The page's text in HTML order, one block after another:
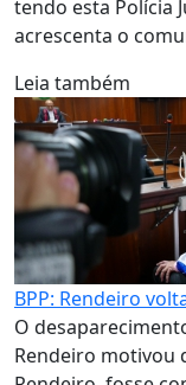
tendo esta Polícia
acrescenta o
Leia também
BPP: Rendeiro
O
Rendeiro motivou